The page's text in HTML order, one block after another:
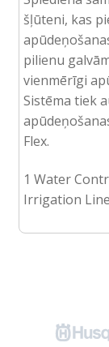
šļūteni, kas
pilienu
vienmērīgi
Sistēma tiek
Flex.
1 Water
Irrigation